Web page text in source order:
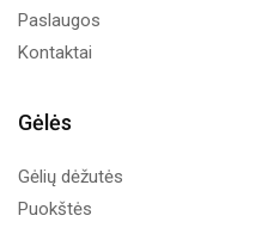
Paslaugos
Kontaktai
Gėlės
Gėlių dėžutės
Puokštės